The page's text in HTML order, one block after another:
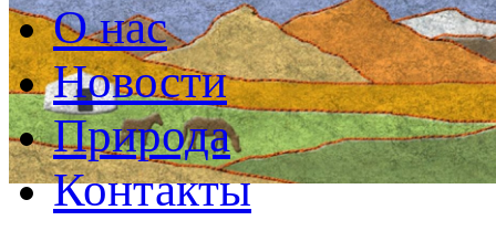
О нас
Новости
Природа
Контакты